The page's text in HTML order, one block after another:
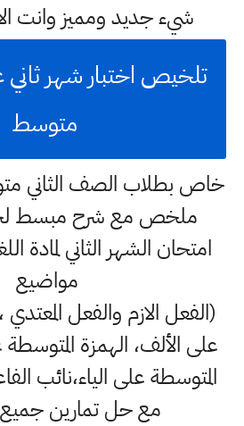
شيء جديد ومميز وانت
تلخيص اختبار شهر
متوسط
خاص بطلاب الصف الثاني
ملخص مع شرح مبسط
امتحان الشهر الثاني لمادة
مواضيع
(الفعل الازم والفعل
على الألف، الهمزة المتوسطة
المتوسطة على الياء،نائب
مع حل تمارين جميع